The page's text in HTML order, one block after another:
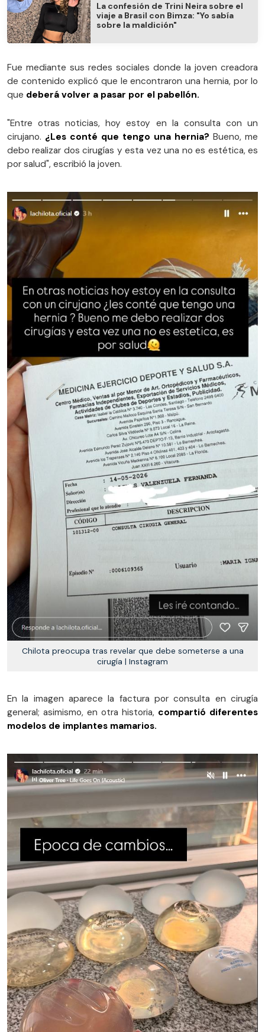
La confesión de Trini Neira sobre el
viaje a Brasil con Bimza: "Yo sabía
sobre la maldición"
Fue mediante sus redes sociales donde la joven creadora
de contenido explicó que le encontraron una hernia, por lo
que deberá volver a pasar por el pabellón.
"Entre otras noticias, hoy estoy en la consulta con un
cirujano. ¿Les conté que tengo una hernia? Bueno, me
debo realizar dos cirugías y esta vez una no es estética, es
por salud", escribió la joven.
Chilota preocupa tras revelar que debe someterse a una
cirugía | Instagram
En la imagen aparece la factura por consulta en cirugía
general; asimismo, en otra historia, compartió diferentes
modelos de implantes mamarios.